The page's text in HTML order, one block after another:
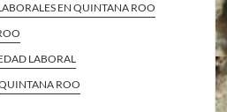
EN QUINTANA ROO
LABORAL
ROO